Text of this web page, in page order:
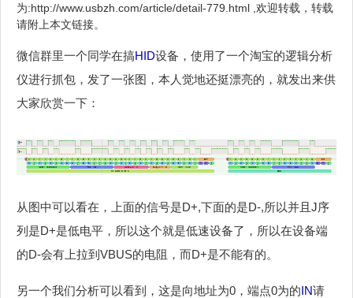
为:http://www.usbzh.com/article/detail-779.html ,欢迎转载，转载
请附上本文链接。
微信群里一个同学在搞HID设备，使用了一个淘宝的逻辑分析
仪进行抓包，发了一张图，本人觉地还挺漂亮的，就发出来供
大家欣赏一下：
从图中可以看在，上面的信号是D+,下面的是D-,所以并且J序
列是D+是低电平，所以这个就是低速设备了，所以在设备端
的D-会有上拉到VBUS的电阻，而D+是不能有的。
另一个我们分析可以看到，这是向地址为0，端点0为的IN请